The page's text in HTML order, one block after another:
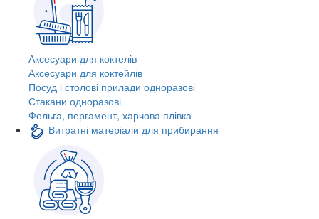
Аксесуари для коктелів
Аксесуари для коктейлів
Посуд і столові прилади одноразові
Стакани одноразові
Фольга, пергамент, харчова плівка
Витратні матеріали для прибирання